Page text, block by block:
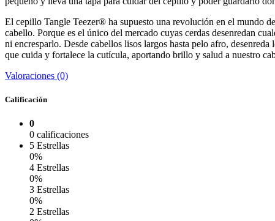
El cepillo Tangle Teezer® ha supuesto una revolución en el mundo
cabello. Porque es el único del mercado cuyas cerdas desenredan
ni encresparlo. Desde cabellos lisos largos hasta pelo afro, desenreda
que cuida y fortalece la cutícula, aportando brillo y salud a nuestro
Valoraciones (0)
Calificación
0
0 calificaciones
5 Estrellas
0%
4 Estrellas
0%
3 Estrellas
0%
2 Estrellas